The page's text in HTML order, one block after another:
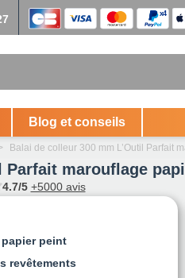
Blog et conseils
Balai de colleur 300 mm L’Outil Parfait
Parfait marouflage
4.7/5 +5000 avis
peint
revêtements